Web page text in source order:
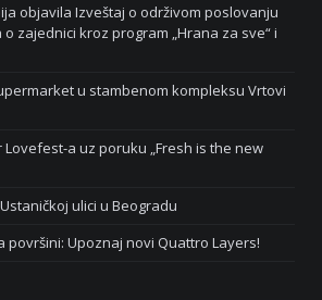
objavila Izveštaj o održivom poslovanju
o zajednici kroz program „Hrana za sve“ i
u stambenom kompleksu Vrtovi
a uz poruku „Fresh is the new
ulici u Beogradu
površini: Upoznaj novi Quattro Layers!